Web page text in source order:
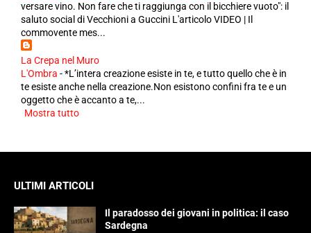
versare vino. Non fare che ti raggiunga con il bicchiere vuoto": il
saluto social di Vecchioni a Guccini L'articolo VIDEO | Il
commovente mes...
La Crepa nel Muro
L'Ombra -*L’intera creazione esiste in te, e tutto quello che è in
te esiste anche nella creazione.Non esistono confini fra te e un
oggetto che è accanto a te,...
Mostra tutto
ULTIMI ARTICOLI
Il paradosso dei giovani in politica: il caso
Sardegna